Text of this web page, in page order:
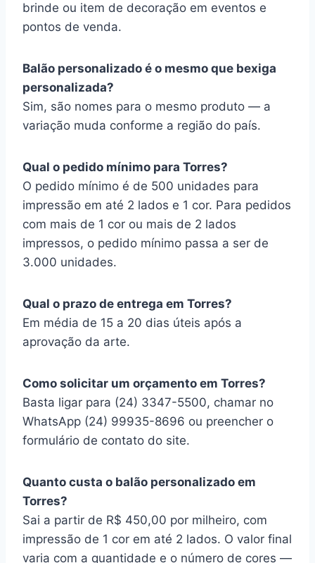
brinde ou item de decoração em eventos e
pontos de venda.
Balão personalizado é o mesmo que bexiga
personalizada?
Sim, são nomes para o mesmo produto — a
variação muda conforme a região do país.
Qual o pedido mínimo para Torres?
O pedido mínimo é de 500 unidades para
impressão em até 2 lados e 1 cor. Para pedidos
com mais de 1 cor ou mais de 2 lados
impressos, o pedido mínimo passa a ser de
3.000 unidades.
Qual o prazo de entrega em Torres?
Em média de 15 a 20 dias úteis após a
aprovação da arte.
Como solicitar um orçamento em Torres?
Basta ligar para (24) 3347-5500, chamar no
WhatsApp (24) 99935-8696 ou preencher o
formulário de contato do site.
Quanto custa o balão personalizado em
Torres?
Sai a partir de R$ 450,00 por milheiro, com
impressão de 1 cor em até 2 lados. O valor final
varia com a quantidade e o número de cores —